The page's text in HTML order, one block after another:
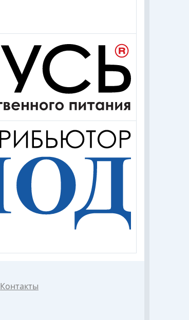
Контакты